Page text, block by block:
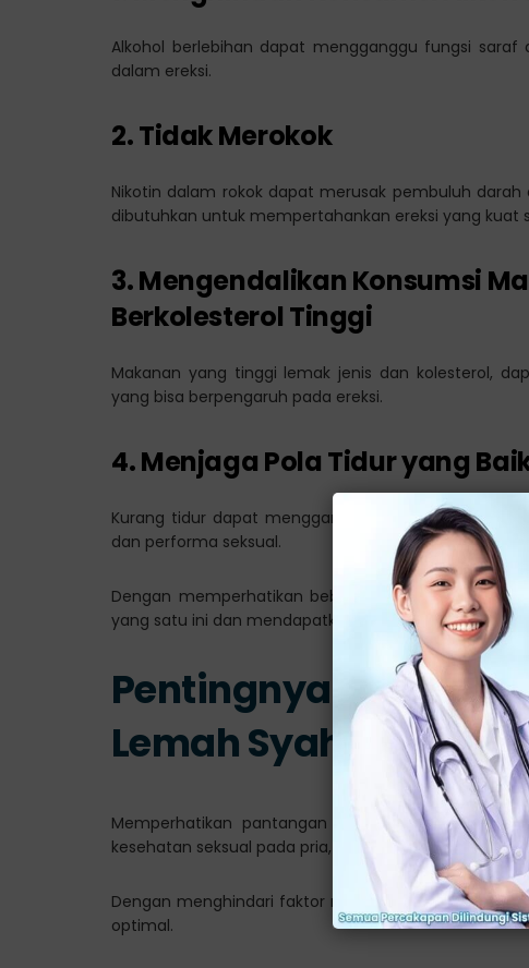
Alkohol berlebihan dapat mengganggu fungsi
dalam ereksi.
2. Tidak Merokok
Nikotin dalam rokok dapat merusak pembuluh
dibutuhkan untuk mempertahankan ereksi yang kuat
3. Mengendalikan Konsumsi
Berkolesterol Tinggi
Makanan yang tinggi lemak jenis dan kolesterol,
yang bisa berpengaruh pada ereksi.
4. Menjaga Pola Tidur yang
Kurang tidur dapat mengganggu keseimbangan
dan performa seksual.
Dengan memperhatikan beberapa hal tersebut,
yang satu ini dan mendapatkan kepuasan dalam
Pentingnya
Lemah Syahwat
Memperhatikan pantangan lemah syahwat atau
kesehatan seksual pada pria, yang berpengaruh pada
Dengan menghindari faktor risiko tersebut, pria
optimal.